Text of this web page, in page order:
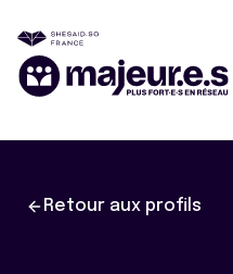
Retour aux profils